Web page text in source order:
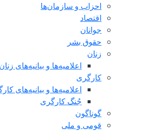
احزاب و سازمان‌ها
اقتصاد
جوانان
حقوق بشر
زنان
اعلامیه‌ها و بیانیه‌های زنان
کارگری
اعلامیه‌ها و بیانیه‌های
جُنگ کارگری
گوناگون
قومی و ملی